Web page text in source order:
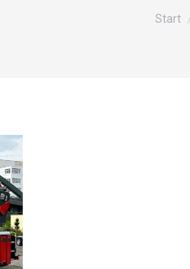
Sie
Start